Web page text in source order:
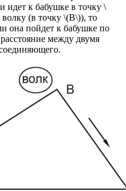
идет к бабушке в точку \
(в точку \(B\)), то
она пойдет к бабушке по
между двумя